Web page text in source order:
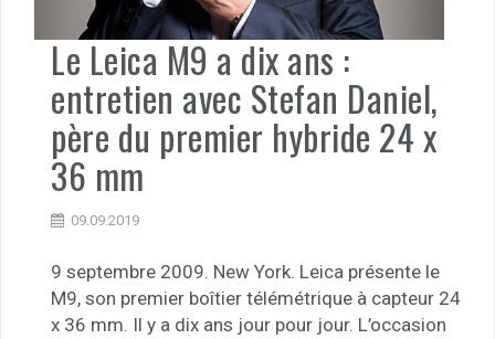
Le Leica M9 a dix ans :
entretien avec Stefan Daniel,
père du premier hybride 24 x
36 mm
09.09.2019
9 septembre 2009. New York. Leica présente le
M9, son premier boîtier télémétrique à capteur 24
x 36 mm. Il y a dix ans jour pour jour. L’occasion